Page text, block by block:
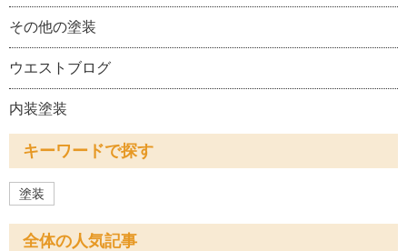
その他の塗装
ウエストブログ
内装塗装
キーワードで探す
塗装
全体の人気記事